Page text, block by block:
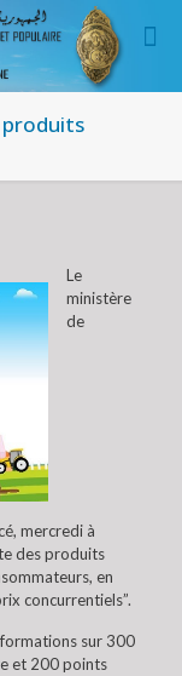
produits
Le
ministère
de
mercredi à
des produits
en
concurrentiels”.
sur 300
et 200 points